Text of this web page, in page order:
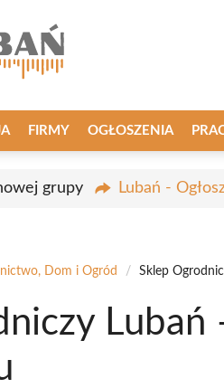
FIRMY OGŁOSZENIA
grupy Lubań -
Dom i Ogród / Sklep
Lubań